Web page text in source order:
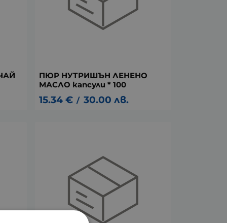
ПЮР НУТРИШЪН ЛЕНЕНО
МАСЛО капсули * 100
15.34 € / 30.00 лв.